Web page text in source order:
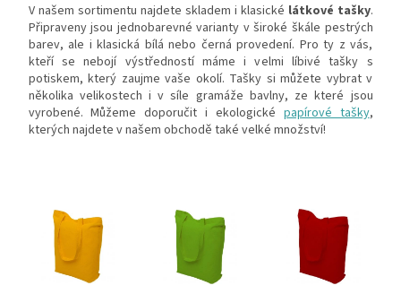
V našem sortimentu najdete skladem i klasické látkové tašky.
Připraveny jsou jednobarevné varianty v široké škále pestrých
barev, ale i klasická bílá nebo černá provedení. Pro ty z vás,
kteří se nebojí výstředností máme i velmi líbivé tašky s
potiskem, který zaujme vaše okolí. Tašky si můžete vybrat v
několika velikostech i v síle gramáže bavlny, ze které jsou
vyrobené. Můžeme doporučit i ekologické papírové tašky,
kterých najdete v našem obchodě také velké množství!